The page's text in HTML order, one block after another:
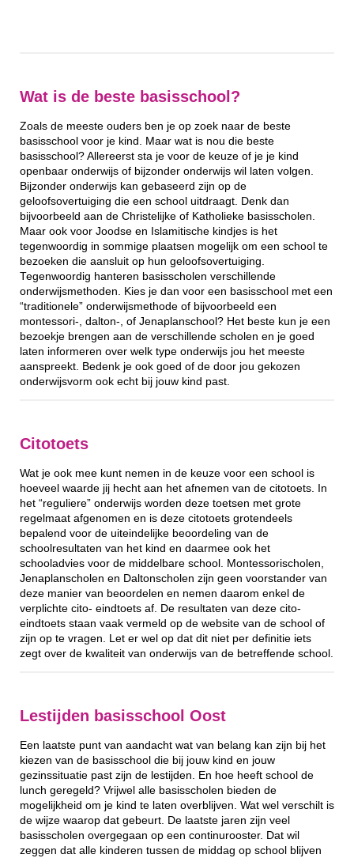
Wat is de beste basisschool?
Zoals de meeste ouders ben je op zoek naar de beste
basisschool voor je kind. Maar wat is nou die beste
basisschool? Allereerst sta je voor de keuze of je je kind
openbaar onderwijs of bijzonder onderwijs wil laten volgen.
Bijzonder onderwijs kan gebaseerd zijn op de
geloofsovertuiging die een school uitdraagt. Denk dan
bijvoorbeeld aan de Christelijke of Katholieke basisscholen.
Maar ook voor Joodse en Islamitische kindjes is het
tegenwoordig in sommige plaatsen mogelijk om een school te
bezoeken die aansluit op hun geloofsovertuiging.
Tegenwoordig hanteren basisscholen verschillende
onderwijsmethoden. Kies je dan voor een basisschool met een
“traditionele” onderwijsmethode of bijvoorbeeld een
montessori-, dalton-, of Jenaplanschool? Het beste kun je een
bezoekje brengen aan de verschillende scholen en je goed
laten informeren over welk type onderwijs jou het meeste
aanspreekt. Bedenk je ook goed of de door jou gekozen
onderwijsvorm ook echt bij jouw kind past.
Citotoets
Wat je ook mee kunt nemen in de keuze voor een school is
hoeveel waarde jij hecht aan het afnemen van de citotoets. In
het “reguliere” onderwijs worden deze toetsen met grote
regelmaat afgenomen en is deze citotoets grotendeels
bepalend voor de uiteindelijke beoordeling van de
schoolresultaten van het kind en daarmee ook het
schooladvies voor de middelbare school. Montessorischolen,
Jenaplanscholen en Daltonscholen zijn geen voorstander van
deze manier van beoordelen en nemen daarom enkel de
verplichte cito- eindtoets af. De resultaten van deze cito-
eindtoets staan vaak vermeld op de website van de school of
zijn op te vragen. Let er wel op dat dit niet per definitie iets
zegt over de kwaliteit van onderwijs van de betreffende school.
Lestijden basisschool Oost
Een laatste punt van aandacht wat van belang kan zijn bij het
kiezen van de basisschool die bij jouw kind en jouw
gezinssituatie past zijn de lestijden. En hoe heeft school de
lunch geregeld? Vrijwel alle basisscholen bieden de
mogelijkheid om je kind te laten overblijven. Wat wel verschilt is
de wijze waarop dat gebeurt. De laatste jaren zijn veel
basisscholen overgegaan op een continurooster. Dat wil
zeggen dat alle kinderen tussen de middag op school blijven